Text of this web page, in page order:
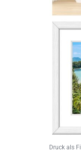
Druck als